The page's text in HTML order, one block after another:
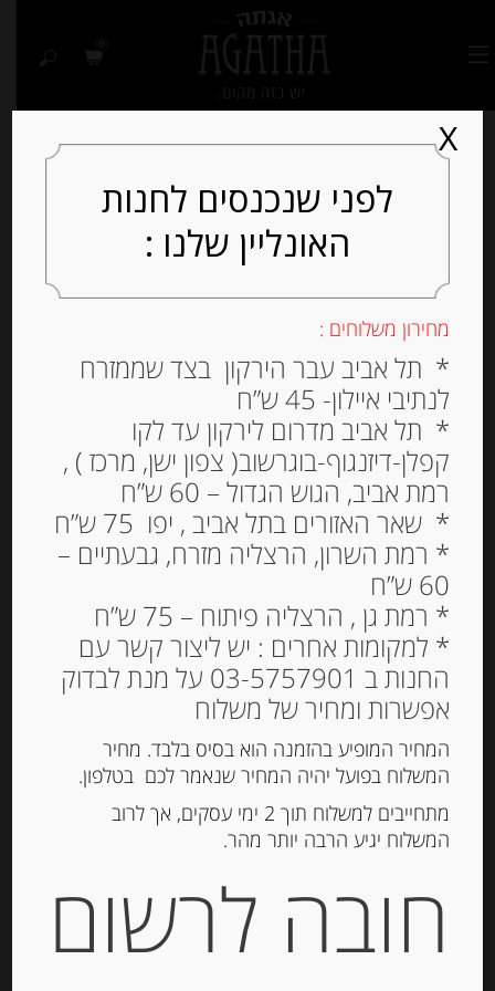
Out of
קרם מארון גלאסה –
Cuevas
₪44.00
מחיר ל 100 גרם: 15.45 ש"ח
המלאי אזל
ריבות, דבש וממרחים
לפני שנכנסים לחנות
האונליין שלנו :
מחירון משלוחים :
* תל אביב עבר הירקון בצד שממזרח
לנתיבי איילון- 45 ש”ח
* תל אביב מדרום לירקון עד לקו
קפלן-דיזנגוף-בוגרשוב( צפון ישן, מרכז ) ,
רמת אביב, הגוש הגדול – 60 ש”ח
* שאר האזורים בתל אביב , יפו 75 ש”ח
* רמת השרון, הרצליה מזרח, גבעתיים –
60 ש”ח
* רמת גן , הרצליה פיתוח – 75 ש”ח
* למקומות אחרים : יש ליצור קשר עם
החנות ב 03-5757901 על מנת לבדוק
אפשרות ומחיר של משלוח
המחיר המופיע בהזמנה הוא בסיס בלבד. מחיר
המשלוח בפועל יהיה המחיר שנאמר לכם בטלפון.
מתחייבים למשלוח תוך 2 ימי עסקים, אך לרוב
המשלוח יגיע הרבה יותר מהר.
חובה לרשום
X